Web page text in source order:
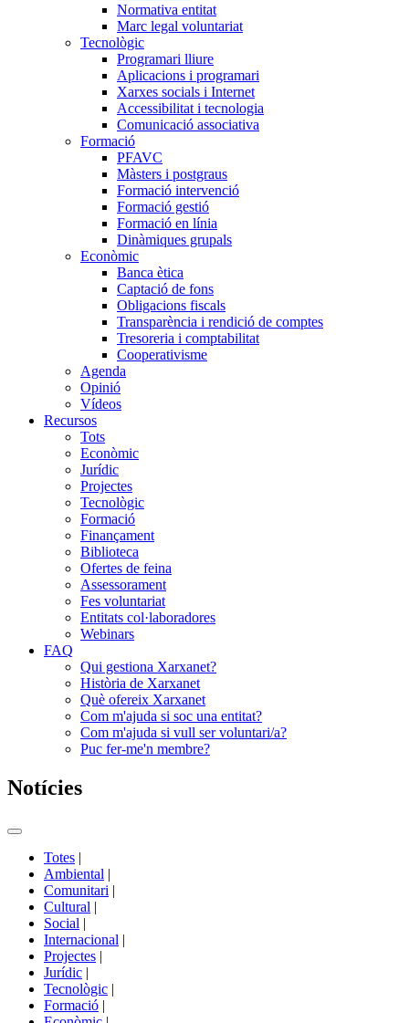
Normativa entitat
Marc legal voluntariat
Tecnològic
Programari lliure
Aplicacions i programari
Xarxes socials i Internet
Accessibilitat i tecnologia
Comunicació associativa
Formació
PFAVC
Màsters i postgraus
Formació intervenció
Formació gestió
Formació en línia
Dinàmiques grupals
Econòmic
Banca ètica
Captació de fons
Obligacions fiscals
Transparència i rendició de comptes
Tresoreria i comptabilitat
Cooperativisme
Agenda
Opinió
Vídeos
Recursos
Tots
Econòmic
Jurídic
Projectes
Tecnològic
Formació
Finançament
Biblioteca
Ofertes de feina
Assessorament
Fes voluntariat
Entitats col·laboradores
Webinars
FAQ
Qui gestiona Xarxanet?
Història de Xarxanet
Què ofereix Xarxanet
Com m'ajuda si soc una entitat?
Com m'ajuda si vull ser voluntari/a?
Puc fer-me'n membre?
Notícies
Commutador
portals
Totes |
Ambiental |
Comunitari |
Cultural |
Social |
Internacional |
Projectes |
Jurídic |
Tecnològic |
Formació |